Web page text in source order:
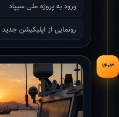
ورود به پروژه ملی سیپاد
رونمایی از اپلیکیشن
۱۴۰۳